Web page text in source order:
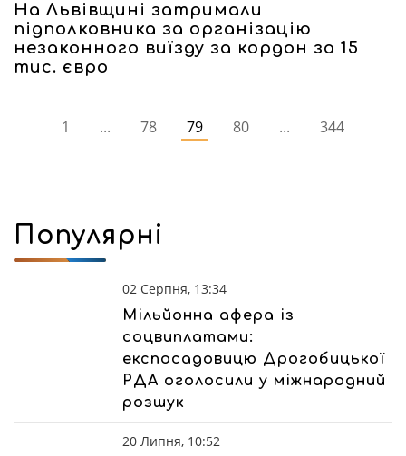
На Львівщині затримали
підполковника за організацію
незаконного виїзду за кордон за 15
тис. євро
1 ... 78 79 80 ... 344
Популярні
02 Серпня, 13:34
Мільйонна афера із
соцвиплатами:
експосадовицю Дрогобицької
РДА оголосили у міжнародний
розшук
20 Липня, 10:52